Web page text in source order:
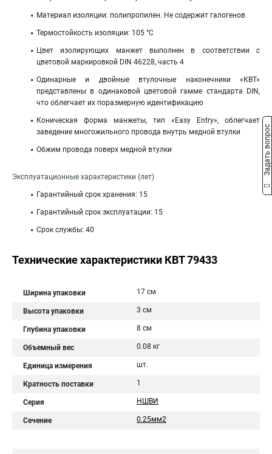
Материал изоляции: полипропилен. Не содержит галогенов
Термостойкость изоляции: 105 °C
Цвет изолирующих манжет выполнен в соответствии с
цветовой маркировкой DIN 46228, часть 4
Одинарные и двойные втулочные наконечники «КВТ»
представлены в одинаковой цветовой гамме стандарта DIN,
что облегчает их поразмерную идентификацию
Коническая форма манжеты, тип «Easy Entry», облегчает
заведение многожильного провода внутрь медной втулки
Обжим провода поверх медной втулки
Эксплуатационные характеристики (лет)
Гарантийный срок хранения: 15
Гарантийный срок эксплуатации: 15
Срок службы: 40
Технические характеристики КВТ 79433
Ширина упаковки 17 см
Высота упаковки 3 см
Глубина упаковки 8 см
Объемный вес 0.08 кг
Единица измерения шт.
Кратность поставки 1
Серия НШВИ
Сечение 0.25мм2
Задать вопрос